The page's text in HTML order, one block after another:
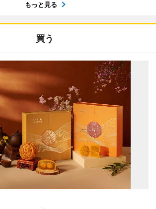
もっと見る
買う